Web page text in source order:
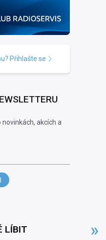
Přihlašte se
akcích a
LÍBIT